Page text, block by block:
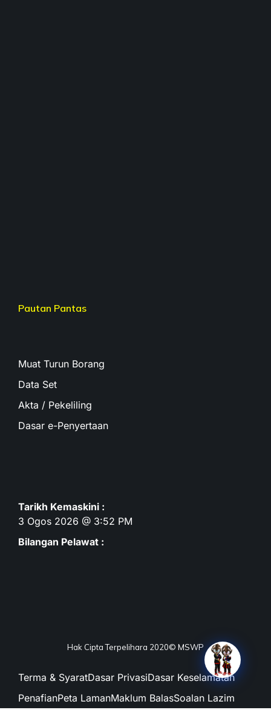
Pautan Pantas
Muat Turun Borang
Data Set
Akta / Pekeliling
Dasar e-Penyertaan
Tarikh Kemaskini :
3 Ogos 2026 @ 3:52 PM
Bilangan Pelawat :
Hak Cipta Terpelihara 2020© MSWP
Terma & SyaratDasar PrivasiDasar Keselamatan
PenafianPeta LamanMaklum BalasSoalan Lazim